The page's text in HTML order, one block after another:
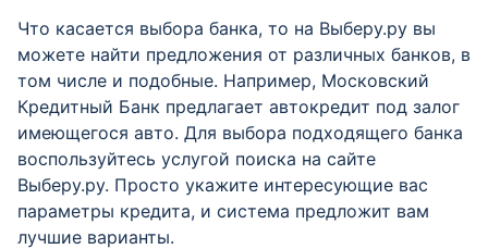
Что касается выбора банка, то на Выберу.ру вы
можете найти предложения от различных банков, в
том числе и подобные. Например, Московский
Кредитный Банк предлагает автокредит под залог
имеющегося авто. Для выбора подходящего банка
воспользуйтесь услугой поиска на сайте
Выберу.ру. Просто укажите интересующие вас
параметры кредита, и система предложит вам
лучшие варианты.